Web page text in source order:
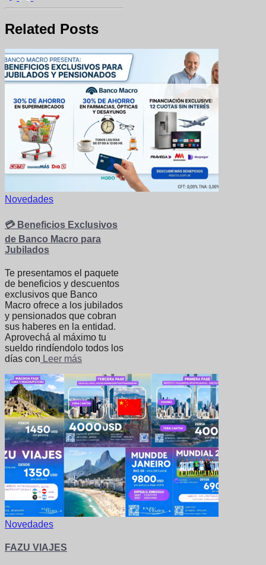
Related Posts
Novedades
💳 Beneficios Exclusivos
de Banco Macro para
Jubilados
Te presentamos el paquete
de beneficios y descuentos
exclusivos que Banco
Macro ofrece a los jubilados
y pensionados que cobran
sus haberes en la entidad.
Aprovechá al máximo tu
sueldo rindíendolo todos los
días con Leer más
Novedades
FAZU VIAJES